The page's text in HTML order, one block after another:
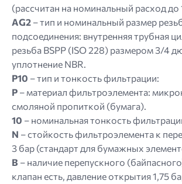
(рассчитан на номинальный расход до
AG2 – тип и номинальный размер
подсоединения: внутренняя трубная
резьба BSPP (ISO 228) размером 3/4
уплотнение NBR.
P10 – тип и тонкость фильтрации:
P – материал фильтроэлемента:
смоляной пропиткой (бумага).
10 – номинальная тонкость
N – стойкость фильтроэлемента к
3 бар (стандарт для бумажных
B – наличие перепускного
клапан есть, давление открытия 1,75